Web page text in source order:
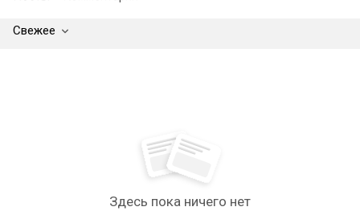
Свежее
Здесь пока ничего нет